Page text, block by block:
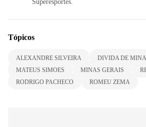
Superesportes.
Tópicos
ALEXANDRE SILVEIRA DIVIDA DE
MATEUS SIMOES
MINAS GERAIS
RODRIGO PACHECO
ROMEU ZEMA